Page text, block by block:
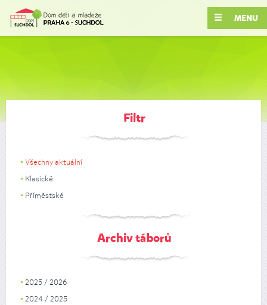
MENU
Filtr
Všechny aktuální
Klasické
Příměstské
Archiv táborů
2025 / 2026
2024 / 2025